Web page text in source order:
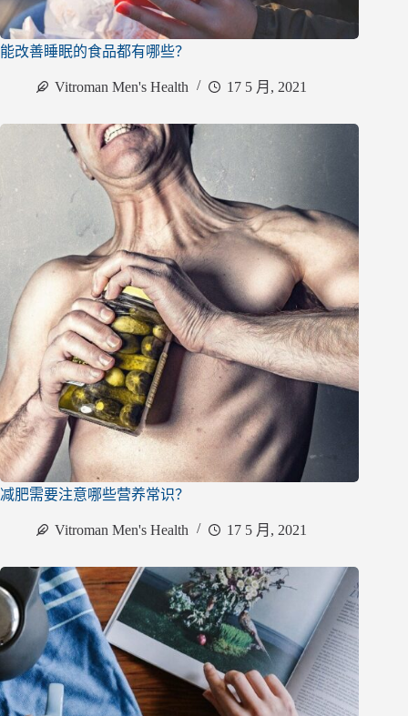
能改善睡眠的食品都有哪些？
Vitroman Men's Health 17 5 月, 2021
减肥需要注意哪些营养常识？
Vitroman Men's Health 17 5 月, 2021